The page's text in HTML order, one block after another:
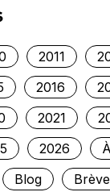
2011
2016
2021
2026
Blog